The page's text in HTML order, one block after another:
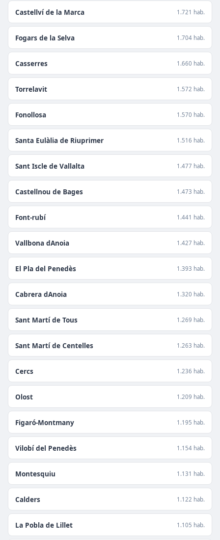
Castellví de la Marca 1.721 hab.
Fogars de la Selva 1.704 hab.
Casserres 1.660 hab.
Torrelavit 1.572 hab.
Fonollosa 1.570 hab.
Santa Eulàlia de Riuprimer 1.516 hab.
Sant Iscle de Vallalta 1.477 hab.
Castellnou de Bages 1.473 hab.
Font-rubí 1.441 hab.
Vallbona dAnoia 1.427 hab.
El Pla del Penedès 1.393 hab.
Cabrera dAnoia 1.320 hab.
Sant Martí de Tous 1.269 hab.
Sant Martí de Centelles 1.263 hab.
Cercs 1.236 hab.
Olost 1.209 hab.
Figaró-Montmany 1.195 hab.
Vilobí del Penedès 1.154 hab.
Montesquiu 1.131 hab.
Calders 1.122 hab.
La Pobla de Lillet 1.105 hab.